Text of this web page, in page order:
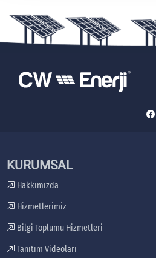
KURUMSAL
Hakkımızda
Hizmetlerimiz
Bilgi Toplumu Hizmetleri
Tanıtım Videoları